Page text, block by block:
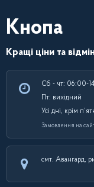
Кнопа
Кращі ціни та
Сб - чт: 06:00-
Пт: вихідний
Усі дні, крім
Замовлення на
смт. Авангард,